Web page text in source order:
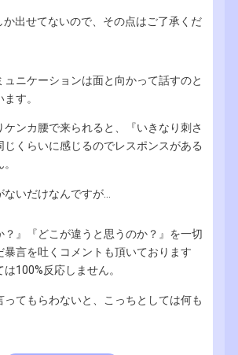
か出せてないので、その点はご了承くだ
ュニケーションは面と向かって話すのと
す。
ケンカ腰で来られると、『いきなり刺さ
じくらいに感じるのでレスポンスがある
いだけなんですが...
？』『どこが違うと思うのか？』を一切
暴言を吐くコメントも頂いております
100%反応しません。
ってもらわないと、こっちとしては何も